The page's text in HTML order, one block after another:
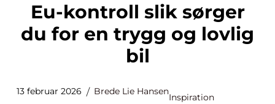
Eu-kontroll slik sørger
du for en trygg og lovlig
bil
13 februar 2026 Brede Lie Hansen
Inspiration